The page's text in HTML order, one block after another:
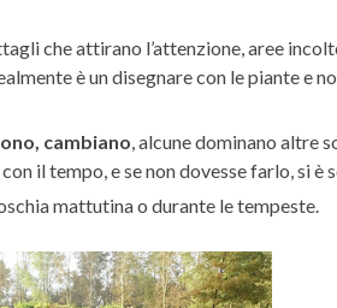
che attirano l’attenzione, aree
è un disegnare con le piante e
cambiano , alcune dominano altre
il tempo, e se non dovesse farlo, si è
mattutina o durante le tempeste.